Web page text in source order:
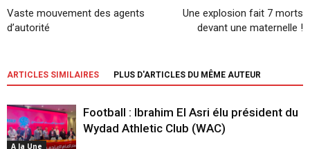
Vaste mouvement des agents
d’autorité
Une explosion fait 7 morts
devant une maternelle !
ARTICLES SIMILAIRES PLUS D'ARTICLES DU MÊME AUTEUR
A la Une
Football : Ibrahim El Asri élu président du
Wydad Athletic Club (WAC)